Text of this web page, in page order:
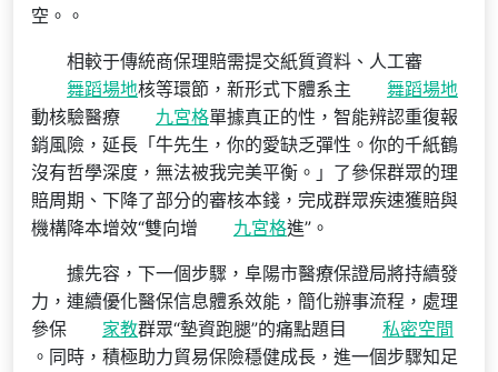
空。。
相較于傳統商保理賠需提交紙質資料、人工審
舞蹈場地核等環節，新形式下體系主
舞蹈場地
動核驗醫療
九宮格單據真正的性，智能辨認重復報
銷風險，延長「牛先生，你的愛缺乏彈性。你的千紙鶴
沒有哲學深度，無法被我完美平衡。」了參保群眾的理
賠周期、下降了部分的審核本錢，完成群眾疾速獲賠與
機構降本增效“雙向增
九宮格進”。
據先容，下一個步驟，阜陽市醫療保證局將持續發
力，連續優化醫保信息體系效能，簡化辦事流程，處理
參保
家教群眾“墊資跑腿”的痛點題目
私密空間
。同時，積極助力貿易保險穩健成長，進一個步驟知足